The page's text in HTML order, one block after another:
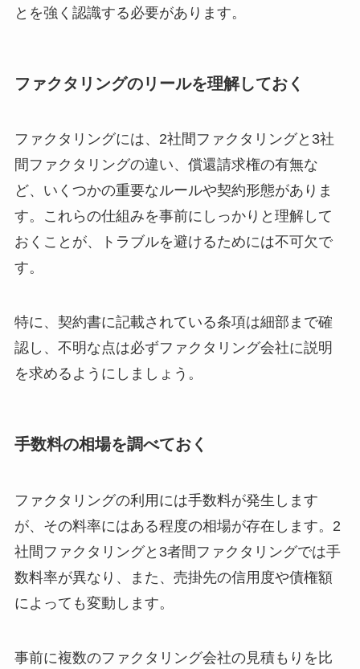
とを強く認識する必要があります。
ファクタリングのリールを理解しておく
ファクタリングには、2社間ファクタリングと3社
間ファクタリングの違い、償還請求権の有無な
ど、いくつかの重要なルールや契約形態がありま
す。これらの仕組みを事前にしっかりと理解して
おくことが、トラブルを避けるためには不可欠で
す。
特に、契約書に記載されている条項は細部まで確
認し、不明な点は必ずファクタリング会社に説明
を求めるようにしましょう。
手数料の相場を調べておく
ファクタリングの利用には手数料が発生します
が、その料率にはある程度の相場が存在します。2
社間ファクタリングと3者間ファクタリングでは手
数料率が異なり、また、売掛先の信用度や債権額
によっても変動します。
事前に複数のファクタリング会社の見積もりを比